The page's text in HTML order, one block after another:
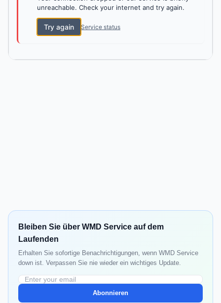
unreachable. Check your internet and try again.
Try again Service status
Bleiben Sie über WMD Service auf dem
Laufenden
Erhalten Sie sofortige Benachrichtigungen, wenn WMD Service
down ist. Verpassen Sie nie wieder ein wichtiges Update.
Abonnieren